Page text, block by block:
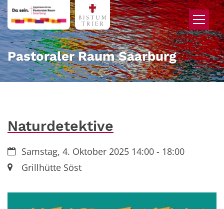
Zum Inhalt springen
Pastoraler Raum Saarburg
Naturdetektive
Datum:Samstag, 4. Oktober 2025 14:00 - 18:00
Ort:Grillhütte Söst